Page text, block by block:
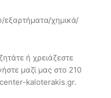
εξαρτήματα/χημικά/
ή χρειάζεστε
μαζί μας στο 210
kaloterakis.gr.